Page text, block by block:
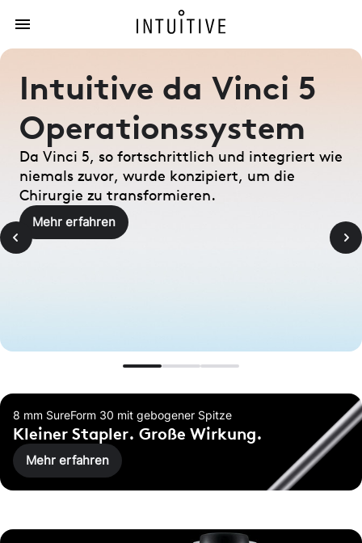
Intuitive da Vinci 5
Operationssystem
Da Vinci 5, so fortschrittlich und integriert wie
niemals zuvor, wurde konzipiert, um die
Chirurgie zu transformieren.
Mehr erfahren
8 mm SureForm 30 mit gebogener Spitze
Kleiner Stapler. Große Wirkung.
Mehr erfahren